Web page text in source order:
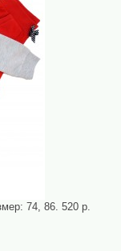
74, 86. 520 р.